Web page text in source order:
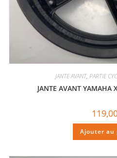
JANTE AVANT, PARTIE
JANTE AVANT YAMAHA
Ajouter au